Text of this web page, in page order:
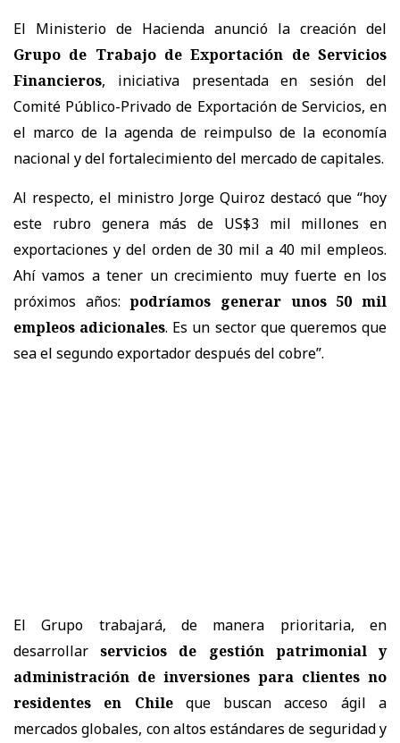
El Ministerio de Hacienda anunció la creación del
Grupo de Trabajo de Exportación de Servicios
Financieros, iniciativa presentada en sesión del
Comité Público-Privado de Exportación de Servicios, en
el marco de la agenda de reimpulso de la economía
nacional y del fortalecimiento del mercado de capitales.
Al respecto, el ministro Jorge Quiroz destacó que “hoy
este rubro genera más de US$3 mil millones en
exportaciones y del orden de 30 mil a 40 mil empleos.
Ahí vamos a tener un crecimiento muy fuerte en los
próximos años:podríamos generar unos 50 mil
empleos adicionales. Es un sector que queremos que
sea el segundo exportador después del cobre”.
El Grupo trabajará, de manera prioritaria, en
desarrollarservicios de gestión patrimonial y
administración de inversiones para clientes no
residentes en Chileque buscan acceso ágil a
mercados globales, con altos estándares de seguridad y